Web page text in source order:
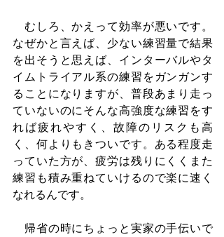
むしろ、かえって効率が悪いです。
なぜかと言えば、少ない練習量で結果
を出そうと思えば、インターバルやタ
イムトライアル系の練習をガンガンす
ることになりますが、普段あまり走っ
ていないのにそんな高強度な練習をす
れば疲れやすく、故障のリスクも高
く、何よりもきついです。ある程度走
っていた方が、疲労は残りにくくまた
練習も積み重ねていけるので楽に速く
なれるんです。
帰省の時にちょっと実家の手伝いで